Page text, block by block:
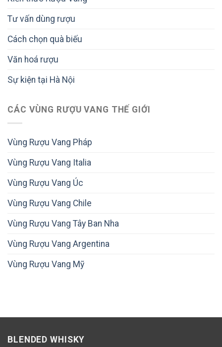
Tư vấn dùng rượu
Cách chọn quà biếu
Văn hoá rượu
Sự kiện tại Hà Nội
CÁC VÙNG RƯỢU VANG THẾ GIỚI
Vùng Rượu Vang Pháp
Vùng Rượu Vang Italia
Vùng Rượu Vang Úc
Vùng Rượu Vang Chile
Vùng Rượu Vang Tây Ban Nha
Vùng Rượu Vang Argentina
Vùng Rượu Vang Mỹ
BLENDED WHISKY